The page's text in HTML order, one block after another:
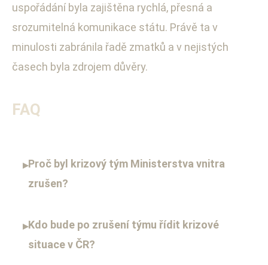
uspořádání byla zajištěna rychlá, přesná a
srozumitelná komunikace státu. Právě ta v
minulosti zabránila řadě zmatků a v nejistých
časech byla zdrojem důvěry.
FAQ
▸Proč byl krizový tým Ministerstva vnitra
zrušen?
▸Kdo bude po zrušení týmu řídit krizové
situace v ČR?